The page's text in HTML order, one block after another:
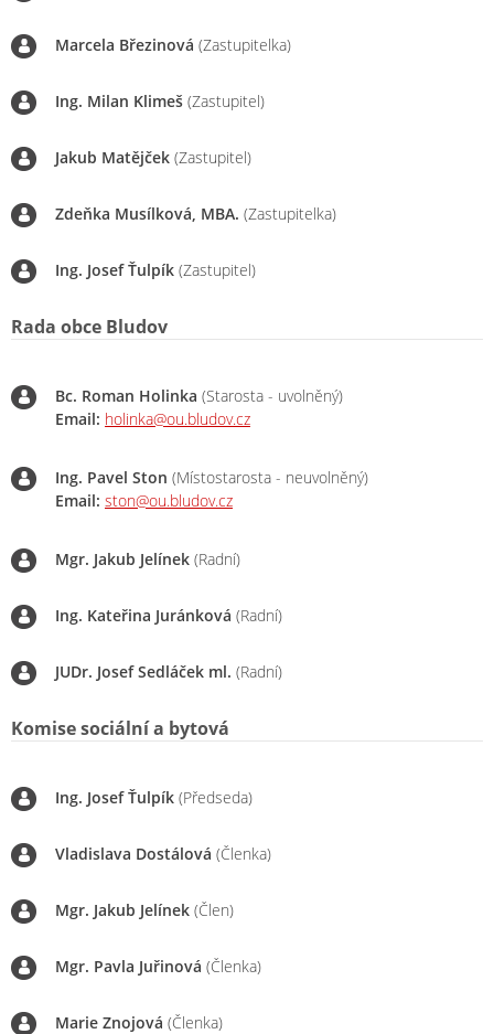
Marcela Březinová (Zastupitelka)
Ing. Milan Klimeš (Zastupitel)
Jakub Matějček (Zastupitel)
Zdeňka Musílková, MBA. (Zastupitelka)
Ing. Josef Ťulpík (Zastupitel)
Rada obce Bludov
Bc. Roman Holinka (Starosta - uvolněný)
Email: holinka@ou.bludov.cz
Ing. Pavel Ston (Místostarosta - neuvolněný)
Email: ston@ou.bludov.cz
Mgr. Jakub Jelínek (Radní)
Ing. Kateřina Juránková (Radní)
JUDr. Josef Sedláček ml. (Radní)
Komise sociální a bytová
Ing. Josef Ťulpík (Předseda)
Vladislava Dostálová (Členka)
Mgr. Jakub Jelínek (Člen)
Mgr. Pavla Juřinová (Členka)
Marie Znojová (Členka)